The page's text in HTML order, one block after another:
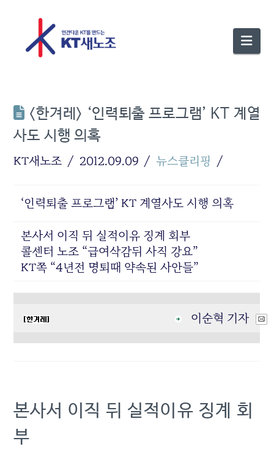
<한겨레> ‘인력퇴출 프로그램’ KT 계열
사도 시행 의혹
KT새노조 2012.09.09 뉴스클리핑
‘인력퇴출 프로그램’ KT 계열사도 시행 의혹
본사서 이직 뒤 실적이유 징계 회부
콜센터 노조 “급여삭감뒤 사직 강요”
KT쪽 “4년전 명퇴때 약속된 사안들”
이순혁 기자
본사서 이직 뒤 실적이유 징계 회
부